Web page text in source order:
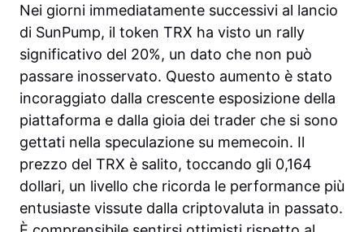
Nei giorni immediatamente successivi al lancio
di SunPump, il token TRX ha visto un rally
significativo del 20%, un dato che non può
passare inosservato. Questo aumento è stato
incoraggiato dalla crescente esposizione della
piattaforma e dalla gioia dei trader che si sono
gettati nella speculazione su memecoin. Il
prezzo del TRX è salito, toccando gli 0,164
dollari, un livello che ricorda le performance più
entusiaste vissute dalla criptovaluta in passato.